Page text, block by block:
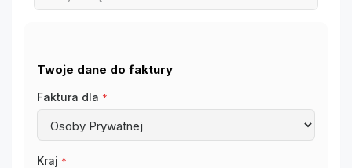
Twoje dane do faktury
Faktura dla *
Kraj *